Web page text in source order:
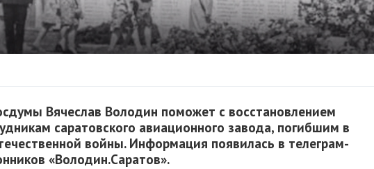
Вячеслав Володин поможет с восстановлением
саратовского авиационного завода, погибшим в
войны. Информация появилась в телеграм-
«Володин.Саратов».